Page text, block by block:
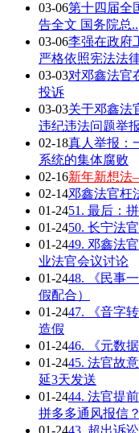
03-06第十四届全
告全文 国务院总..
03-06李强在政府
严格依照宪法法
03-03对邓鑫法官
投诉
03-03关于邓鑫法
违纪违法问题举
02-18真人举报：
系统的集体腐败
02-16新年新想
02-14邓鑫法官枉
01-2451. 最后：
01-2450. 长宁法
01-2449. 邓鑫法
业法官会议讨论
01-2448. 《民事
假配合）
01-2447. 《音字
造假
01-2446. 《元数
01-2445. 法官故
延3天发送
01-2444. 法官提
拼多多通风报信
01-2443. 超出诉